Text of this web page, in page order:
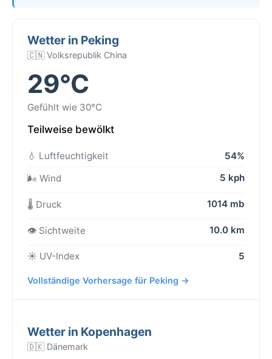
Wetter in Peking
🇨🇳 Volksrepublik China
29°C
Gefühlt wie 30°C
Teilweise bewölkt
💧 Luftfeuchtigkeit
54%
🌬️ Wind
5 kph
🌡️ Druck 1014 mb
👁️ Sichtweite 10.0 km
☀️ UV-Index 5
Vollständige Vorhersage für Peking →
Wetter in Kopenhagen
🇩🇰 Dänemark